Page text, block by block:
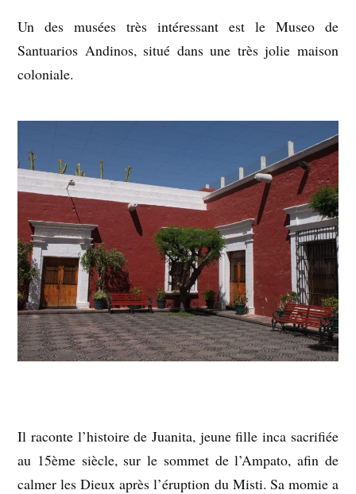
Un des musées très intéressant est le Museo de
Santuarios Andinos, situé dans une très jolie maison
coloniale.
Il raconte l’histoire de Juanita, jeune fille inca sacrifiée
au 15ème siècle, sur le sommet de l’Ampato, afin de
calmer les Dieux après l’éruption du Misti. Sa momie a